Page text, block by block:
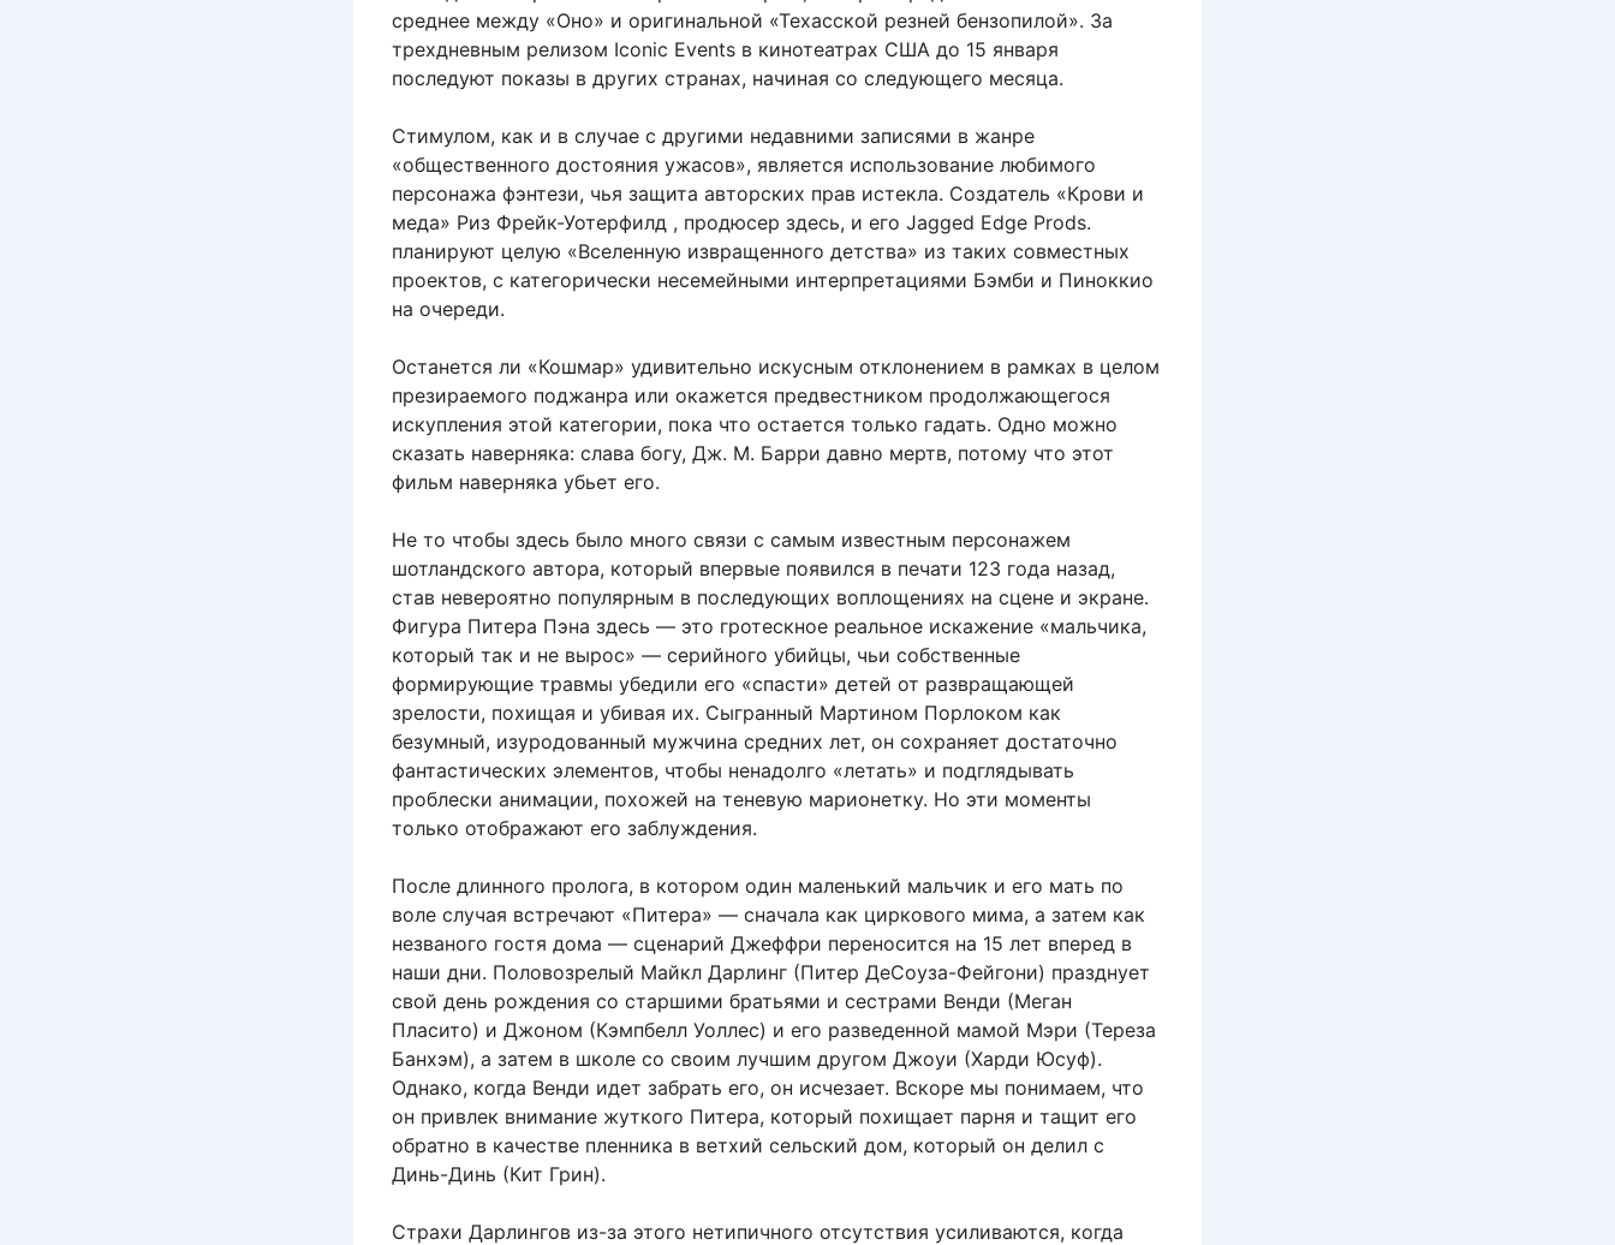
среднее между «Оно» и оригинальной «Техасской резней бензопилой». За
трехдневным релизом Iconic Events в кинотеатрах США до 15 января
последуют показы в других странах, начиная со следующего месяца.
Стимулом, как и в случае с другими недавними записями в жанре
«общественного достояния ужасов», является использование любимого
персонажа фэнтези, чья защита авторских прав истекла. Создатель «Крови и
меда» Риз Фрейк-Уотерфилд , продюсер здесь, и его Jagged Edge Prods.
планируют целую «Вселенную извращенного детства» из таких совместных
проектов, с категорически несемейными интерпретациями Бэмби и Пиноккио
на очереди.
Останется ли «Кошмар» удивительно искусным отклонением в рамках в целом
презираемого поджанра или окажется предвестником продолжающегося
искупления этой категории, пока что остается только гадать. Одно можно
сказать наверняка: слава богу, Дж. М. Барри давно мертв, потому что этот
фильм наверняка убьет его.
Не то чтобы здесь было много связи с самым известным персонажем
шотландского автора, который впервые появился в печати 123 года назад,
став невероятно популярным в последующих воплощениях на сцене и экране.
Фигура Питера Пэна здесь — это гротескное реальное искажение «мальчика,
который так и не вырос» — серийного убийцы, чьи собственные
формирующие травмы убедили его «спасти» детей от развращающей
зрелости, похищая и убивая их. Сыгранный Мартином Порлоком как
безумный, изуродованный мужчина средних лет, он сохраняет достаточно
фантастических элементов, чтобы ненадолго «летать» и подглядывать
проблески анимации, похожей на теневую марионетку. Но эти моменты
только отображают его заблуждения.
После длинного пролога, в котором один маленький мальчик и его мать по
воле случая встречают «Питера» — сначала как циркового мима, а затем как
незваного гостя дома — сценарий Джеффри переносится на 15 лет вперед в
наши дни. Половозрелый Майкл Дарлинг (Питер ДеСоуза-Фейгони) празднует
свой день рождения со старшими братьями и сестрами Венди (Меган
Пласито) и Джоном (Кэмпбелл Уоллес) и его разведенной мамой Мэри (Тереза
​​Банхэм), а затем в школе со своим лучшим другом Джоуи (Харди Юсуф).
Однако, когда Венди идет забрать его, он исчезает. Вскоре мы понимаем, что
он привлек внимание жуткого Питера, который похищает парня и тащит его
обратно в качестве пленника в ветхий сельский дом, который он делил с
Динь-Динь (Кит Грин).
Страхи Дарлингов из-за этого нетипичного отсутствия усиливаются, когда